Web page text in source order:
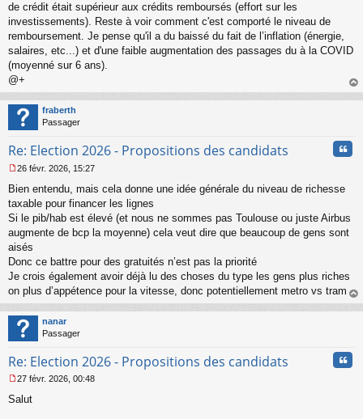
de crédit était supérieur aux crédits remboursés (effort sur les
investissements). Reste à voir comment c'est comporté le niveau de
remboursement. Je pense qu'il a du baissé du fait de l’inflation (énergie,
salaires, etc...) et d'une faible augmentation des passages du à la COVID
(moyenné sur 6 ans).
@+
au
fraberth
Passager
Re: Election 2026 - Propositions des candidats
e
s
s
g
e
n
o
u
26 févr. 2026, 15:27
Bien entendu, mais cela donne une idée générale du niveau de richesse
taxable pour financer les lignes
Si le pib/hab est élevé (et nous ne sommes pas Toulouse ou juste Airbus
augmente de bcp la moyenne) cela veut dire que beaucoup de gens sont
aisés
Donc ce battre pour des gratuités n’est pas la priorité
Je crois également avoir déjà lu des choses du type les gens plus riches
on plus d’appétence pour la vitesse, donc potentiellement metro vs tram
au
nanar
Passager
Re: Election 2026 - Propositions des candidats
e
27 févr. 2026, 00:48
Salut